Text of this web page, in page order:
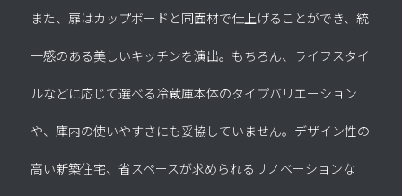
また、扉はカップボードと同面材で仕上げることができ、 統
一感のある美しいキッチンを演出。 もちろん、ライフスタイ
ルなどに応じて選べる冷蔵庫本体のタイプバリエーション
や、庫内の使いやすさにも妥協していません。 デザイン性の
高い新築住宅、省スペースが求められるリノベーションな